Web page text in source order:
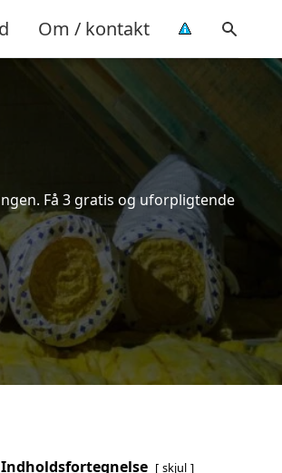
Om / kontakt
Få 3 gratis og uforpligtende
Indholdsfortegnelse skjul